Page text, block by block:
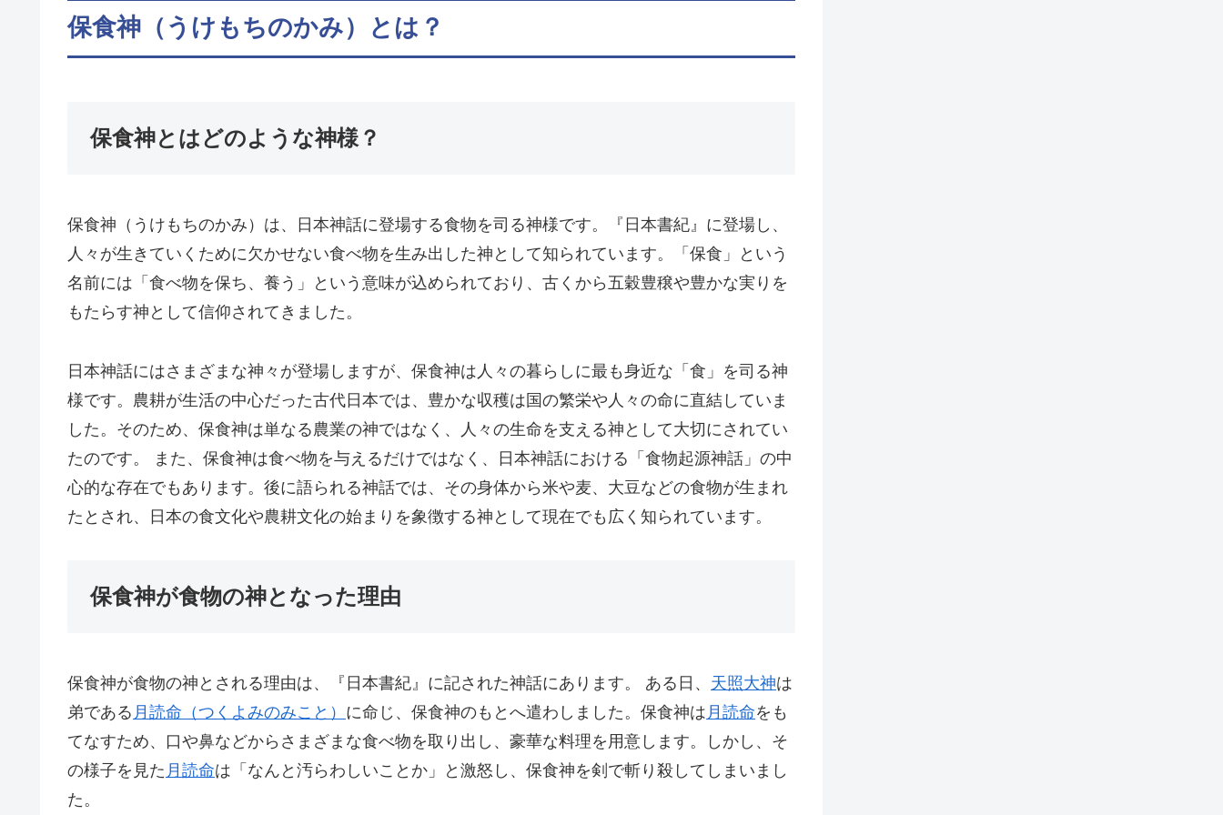
保食神（うけもちのかみ）とは？
保食神とはどのような神様？
保食神（うけもちのかみ）は、日本神話に登場する食物を司る神様です。『日本書紀』に登場し、
人々が生きていくために欠かせない食べ物を生み出した神として知られています。「保食」という
名前には「食べ物を保ち、養う」という意味が込められており、古くから五穀豊穣や豊かな実りを
もたらす神として信仰されてきました。
日本神話にはさまざまな神々が登場しますが、保食神は人々の暮らしに最も身近な「食」を司る神
様です。農耕が生活の中心だった古代日本では、豊かな収穫は国の繁栄や人々の命に直結していま
した。そのため、保食神は単なる農業の神ではなく、人々の生命を支える神として大切にされてい
たのです。 また、保食神は食べ物を与えるだけではなく、日本神話における「食物起源神話」の中
心的な存在でもあります。後に語られる神話では、その身体から米や麦、大豆などの食物が生まれ
たとされ、日本の食文化や農耕文化の始まりを象徴する神として現在でも広く知られています。
保食神が食物の神となった理由
保食神が食物の神とされる理由は、『日本書紀』に記された神話にあります。 ある日、 天照大神は
弟である 月読命（つくよみのみこと） に命じ、保食神のもとへ遣わしました。保食神は 月読命をも
てなすため、口や鼻などからさまざまな食べ物を取り出し、豪華な料理を用意します。しかし、そ
の様子を見た 月読命は「なんと汚らわしいことか」と激怒し、保食神を剣で斬り殺してしまいまし
た。